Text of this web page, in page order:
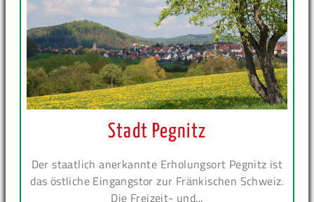
Stadt Pegnitz
Der staatlich anerkannte Erholungsort Pegnitz ist
das östliche Eingangstor zur Fränkischen Schweiz.
Die Freizeit- und...